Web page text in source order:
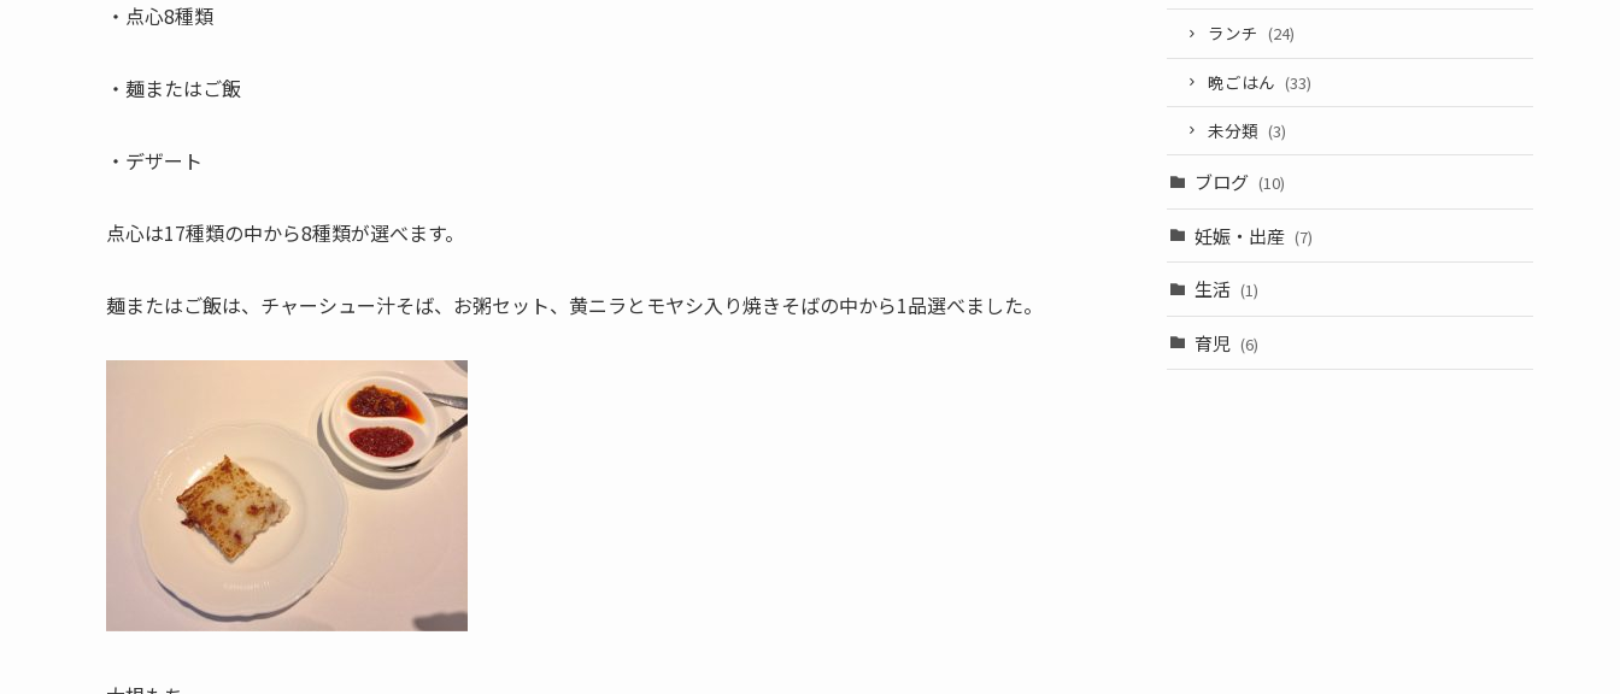
・点心8種類
・麺またはご飯
・デザート
点心は17種類の中から8種類が選べます。
麺またはご飯は、チャーシュー汁そば、お粥セット、黄ニラとモヤシ入り焼きそばの中から1品選べました。
ランチ (24)
晩ごはん (33)
未分類 (3)
ブログ (10)
妊娠・出産 (7)
生活 (1)
育児 (6)